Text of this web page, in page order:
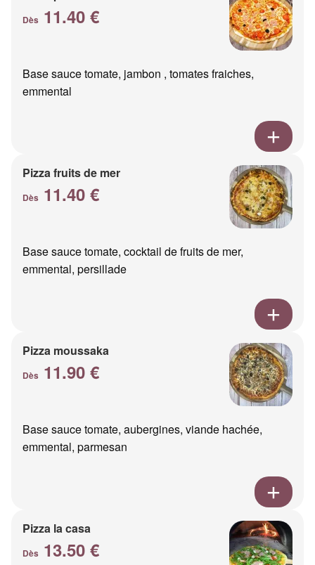
Dès 11.40 €
Base sauce tomate, jambon , tomates fraiches,
emmental
Pizza fruits de mer
Dès 11.40 €
Base sauce tomate, cocktail de fruits de mer,
emmental, persillade
Pizza moussaka
Dès 11.90 €
Base sauce tomate, aubergines, viande hachée,
emmental, parmesan
Pizza la casa
Dès 13.50 €